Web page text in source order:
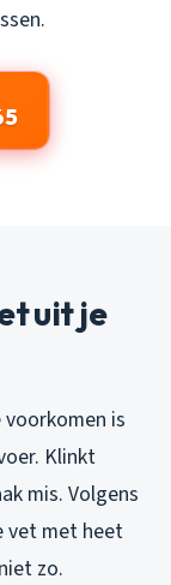
uit je
is
Klinkt
mis. Volgens
vet met heet
zo.